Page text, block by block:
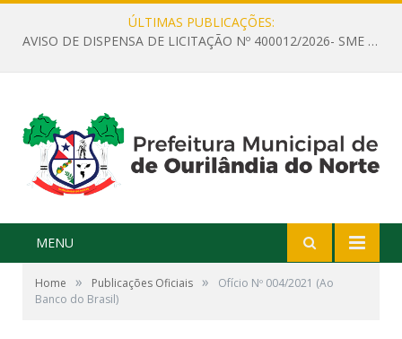
ÚLTIMAS PUBLICAÇÕES:
AVISO DE DISPENSA DE LICITAÇÃO Nº 400012/2026- SME – CONTRATAÇÃO DE EMPRESA ESPECIALIZADA PARA LOCAÇÃO DE ÔNIBUS EXECUTIVO COM CAPACIDADE DE 60 (SESSENTA) POLTRONAS, PARA TRANSPORTAR PROFESSORES RESPONSÁVEIS E ALUNOS PARA BRASÍLIA, COM SAÍDA DIA 10/08/2026 E RETORNO DIA 14/08/2026
MENU
Home » Publicações Oficiais »
Ofício Nº 004/2021 (Ao
Banco do Brasil)